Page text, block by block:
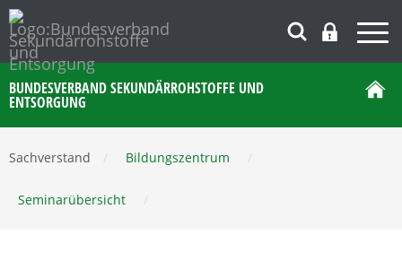
BUNDESVERBAND SEKUNDÄRROHSTOFFE UND
ENTSORGUNG
Sachverstand Bildungszentrum
Seminarübersicht